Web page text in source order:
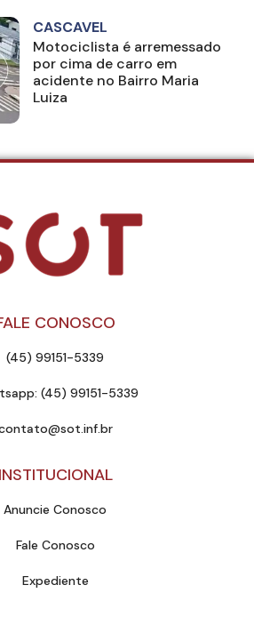
CASCAVEL
Motociclista é arremessado
por cima de carro em
acidente no Bairro Maria
Luiza
CONOSCO
(45) 99151-5339
(45) 99151-5339
INSTITUCIONAL
Anuncie Conosco
Fale Conosco
Expediente